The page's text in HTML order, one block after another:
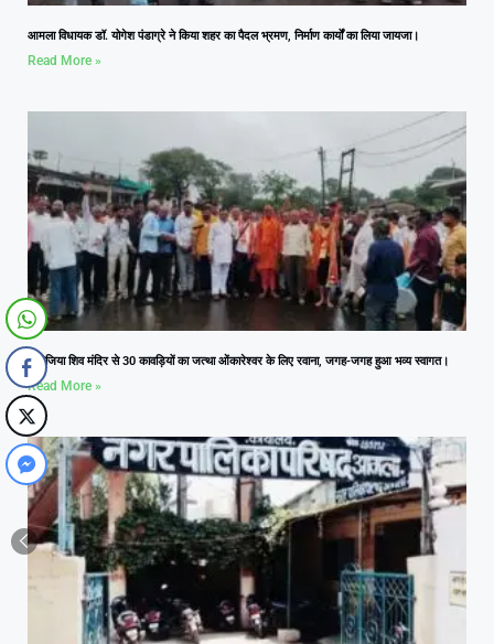
आमला विधायक डॉ. योगेश पंडाग्रे ने किया शहर का पैदल भ्रमण, निर्माण कार्यों का लिया जायजा।
Read More »
कनोजिया शिव मंदिर से 30 कावड़ियों का जत्था ओंकारेश्वर के लिए रवाना, जगह-जगह हुआ भव्य स्वागत।
Read More »